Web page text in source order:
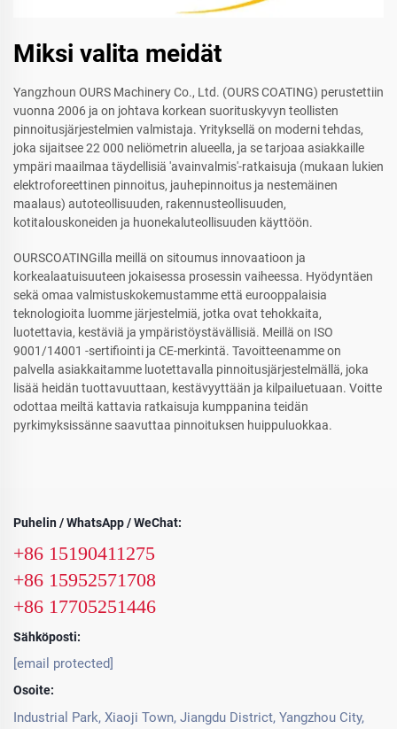
Miksi valita meidät
Yangzhoun OURS Machinery Co., Ltd. (OURS COATING) perustettiin
vuonna 2006 ja on johtava korkean suorituskyvyn teollisten
pinnoitusjärjestelmien valmistaja. Yrityksellä on moderni tehdas,
joka sijaitsee 22 000 neliömetrin alueella, ja se tarjoaa asiakkaille
ympäri maailmaa täydellisiä 'avainvalmis'-ratkaisuja (mukaan lukien
elektroforeettinen pinnoitus, jauhepinnoitus ja nestemäinen
maalaus) autoteollisuuden, rakennusteollisuuden,
kotitalouskoneiden ja huonekaluteollisuuden käyttöön.
OURSCOATINGilla meillä on sitoumus innovaatioon ja
korkealaatuisuuteen jokaisessa prosessin vaiheessa. Hyödyntäen
sekä omaa valmistuskokemustamme että eurooppalaisia
teknologioita luomme järjestelmiä, jotka ovat tehokkaita,
luotettavia, kestäviä ja ympäristöystävällisiä. Meillä on ISO
9001/14001 -sertifiointi ja CE-merkintä. Tavoitteenamme on
palvella asiakkaitamme luotettavalla pinnoitusjärjestelmällä, joka
lisää heidän tuottavuuttaan, kestävyyttään ja kilpailuetuaan. Voitte
odottaa meiltä kattavia ratkaisuja kumppanina teidän
pyrkimyksissänne saavuttaa pinnoituksen huippuluokkaa.
Puhelin / WhatsApp / WeChat:
+86 15190411275
+86 15952571708
+86 17705251446
Sähköposti:
[email protected]
Osoite:
Industrial Park, Xiaoji Town, Jiangdu District, Yangzhou City,